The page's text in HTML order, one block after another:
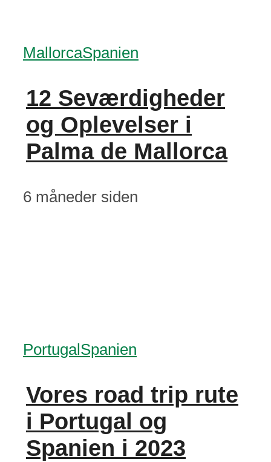
MallorcaSpanien
12 Seværdigheder
og Oplevelser i
Palma de Mallorca
6 måneder siden
PortugalSpanien
Vores road trip rute
i Portugal og
Spanien i 2023